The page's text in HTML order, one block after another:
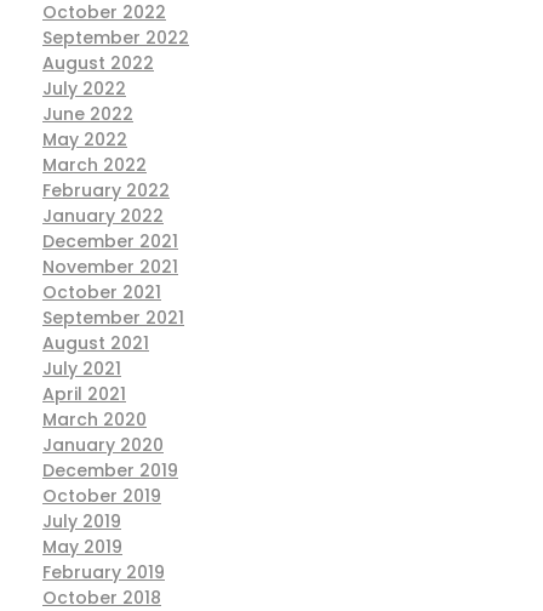
October 2022
September 2022
August 2022
July 2022
June 2022
May 2022
March 2022
February 2022
January 2022
December 2021
November 2021
October 2021
September 2021
August 2021
July 2021
April 2021
March 2020
January 2020
December 2019
October 2019
July 2019
May 2019
February 2019
October 2018